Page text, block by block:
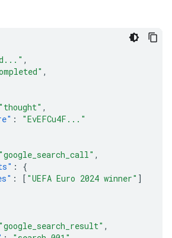
,
,
"thought" ,
:
"EvEFCu4F..."
"google_search_call" ,
:
{
: [ "UEFA Euro 2024 winner" ]
"google_search_result" ,